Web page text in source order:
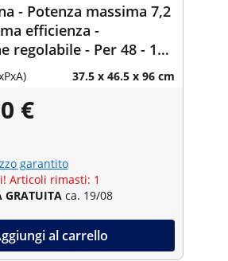
- Potenza massima 7,2
efficienza -
regolabile - Per 48 - 115
2° livello37.5 x 46.5 x 96 cm
€
garantito
Articoli rimasti: 1
GRATUITA ca. 19/08
al carrello